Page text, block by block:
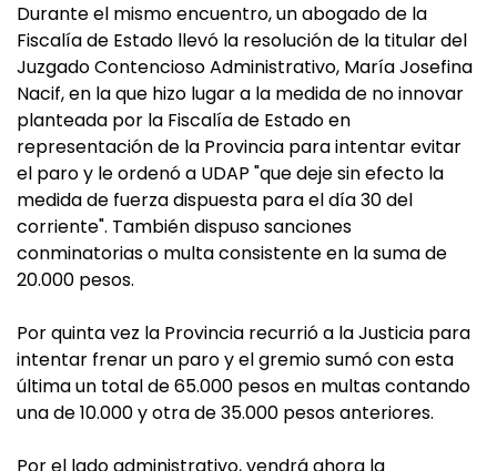
Durante el mismo encuentro, un abogado de la
Fiscalía de Estado llevó la resolución de la titular del
Juzgado Contencioso Administrativo, María Josefina
Nacif, en la que hizo lugar a la medida de no innovar
planteada por la Fiscalía de Estado en
representación de la Provincia para intentar evitar
el paro y le ordenó a UDAP "que deje sin efecto la
medida de fuerza dispuesta para el día 30 del
corriente". También dispuso sanciones
conminatorias o multa consistente en la suma de
20.000 pesos.
Por quinta vez la Provincia recurrió a la Justicia para
intentar frenar un paro y el gremio sumó con esta
última un total de 65.000 pesos en multas contando
una de 10.000 y otra de 35.000 pesos anteriores.